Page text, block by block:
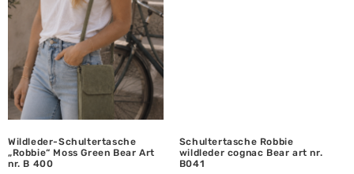
Wildleder-Schultertasche
„Robbie“ Moss Green Bear Art
nr. B 400
Schultertasche Robbie
wildleder cognac Bear art nr.
B041